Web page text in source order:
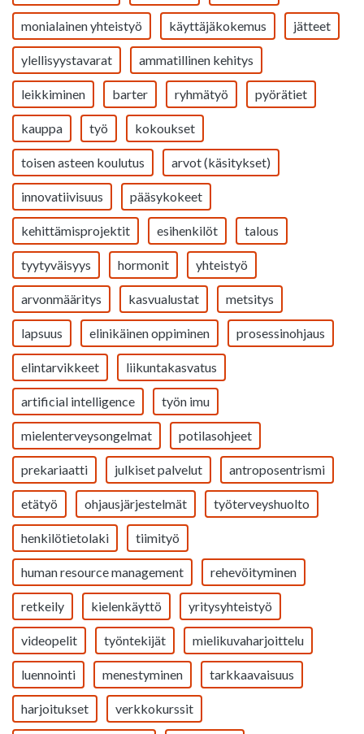
monialainen yhteistyö käyttäjäkokemus jätteet
ylellisyystavarat ammatillinen kehitys
leikkiminen barter ryhmätyö pyörätiet
kauppa työ kokoukset
toisen asteen koulutus arvot (käsitykset)
innovatiivisuus pääsykokeet
kehittämisprojektit esihenkilöt talous
tyytyväisyys hormonit yhteistyö
arvonmääritys kasvualustat metsitys
lapsuus elinikäinen oppiminen prosessinohjaus
elintarvikkeet liikuntakasvatus
artificial intelligence työn imu
mielenterveysongelmat potilasohjeet
prekariaatti julkiset palvelut antroposentrismi
etätyö ohjausjärjestelmät työterveyshuolto
henkilötietolaki tiimityö
human resource management rehevöityminen
retkeily kielenkäyttö yritysyhteistyö
videopelit työntekijät mielikuvaharjoittelu
luennointi menestyminen tarkkaavaisuus
harjoitukset verkkokurssit